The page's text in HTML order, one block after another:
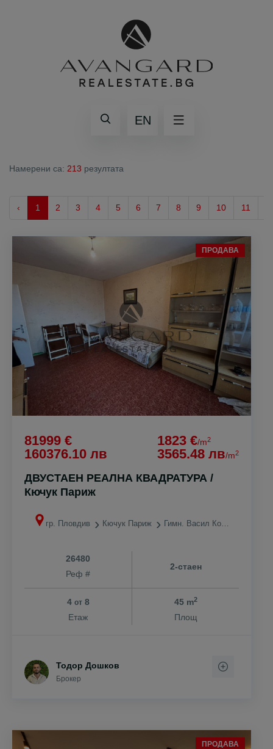
EN
Намерени са: 213 резултата
‹ 1 2 3 4 5 6 7 8 9 10 11
ПРОДАВА
81999 €
160376.10 лв
1823 €/m2
3565.48 лв/m2
ДВУСТАЕН РЕАЛНА КВАДРАТУРА /
Кючук Париж
гр. Пловдив Кючук Париж Гимн. Васил Коларов
26480
Реф #
2-стаен
4 от8
Етаж
45 m2
Площ
Тодор Дошков
Брокер
ПРОДАВА